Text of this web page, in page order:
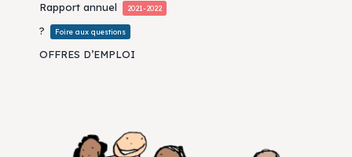
Rapport annuel 2021-2022
? Foire aux questions
OFFRES D’EMPLOI